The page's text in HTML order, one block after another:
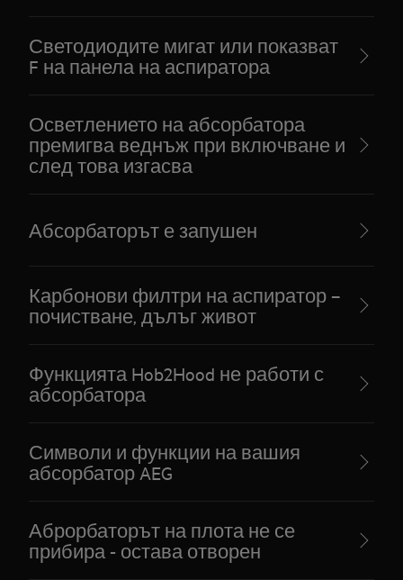
Светодиодите мигат или показват
F на панела на аспиратора
Осветлението на абсорбатора
премигва веднъж при включване и
след това изгасва
Абсорбаторът е запушен
Карбонови филтри на аспиратор –
почистване, дълъг живот
Функцията Hob2Hood не работи с
абсорбатора
Символи и функции на вашия
абсорбатор AEG
Аброрбаторът на плота не се
прибира - остава отворен